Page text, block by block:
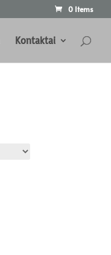
0 Items
Kontaktai